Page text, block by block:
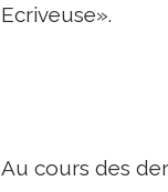
Ecriveuse».
Au cours des